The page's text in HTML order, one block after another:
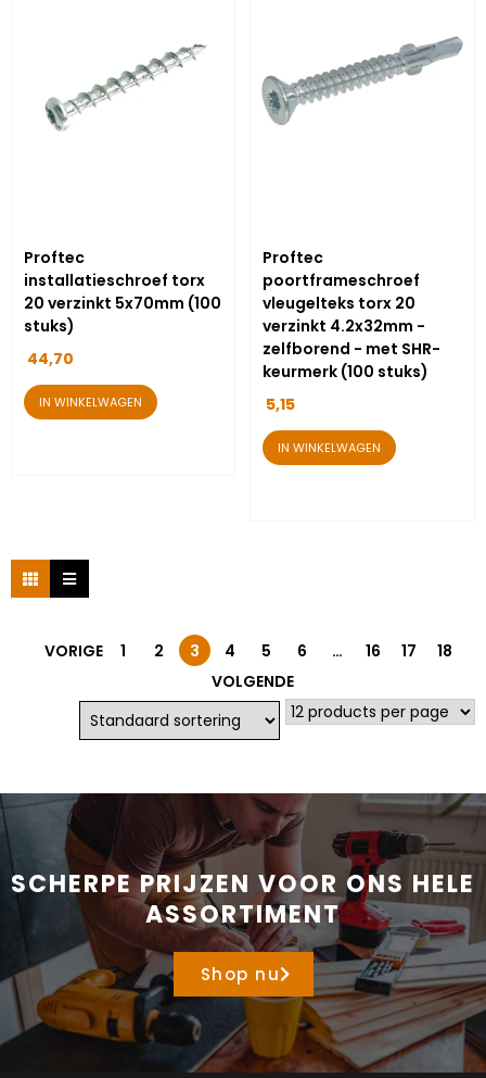
Proftec
installatieschroef torx
20 verzinkt 5x70mm (100
stuks)
44,70
IN WINKELWAGEN
Proftec
poortframeschroef
vleugelteks torx 20
verzinkt 4.2x32mm -
zelfborend - met SHR-
keurmerk (100 stuks)
5,15
IN WINKELWAGEN
VORIGE 1 2 3 4 5 6 … 16 17
18
VOLGENDE
SCHERPE PRIJZEN VOOR ONS HELE
ASSORTIMENT
Shop nu